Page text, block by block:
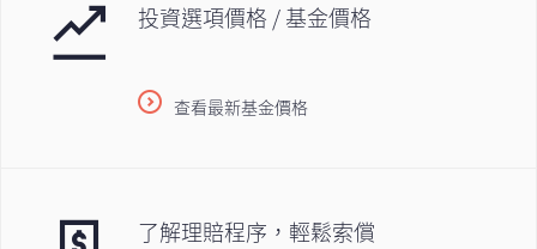
投資選項價格 / 基金價格
查看最新基金價格
了解理賠程序，輕鬆索償